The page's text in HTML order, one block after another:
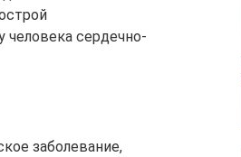
сердечно-
заболевание,